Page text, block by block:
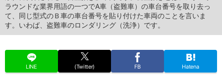
ラウンドな業界用語の一つでA車（盗難車）の車台番号を取り去っ
て、同じ型式のＢ車の車台番号を貼り付けた車両のことを言いま
す。いわば、盗難車のロンダリング（洗浄）です。
LINE (Twitter) FB Hatena